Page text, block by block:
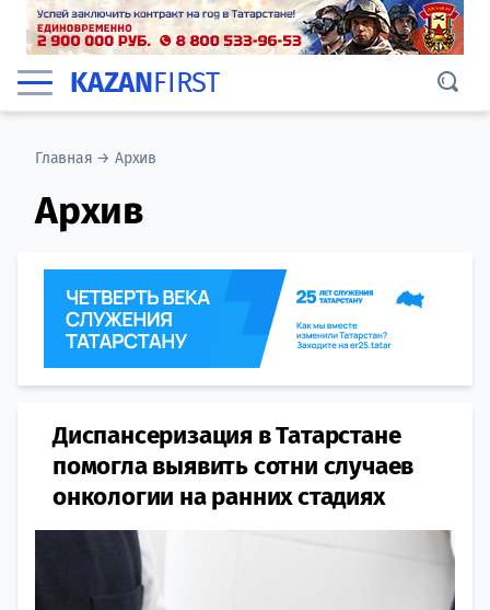
KAZANFIRST
Главная →Архив
Архив
Диспансеризация в Татарстане
помогла выявить сотни случаев
онкологии на ранних стадиях